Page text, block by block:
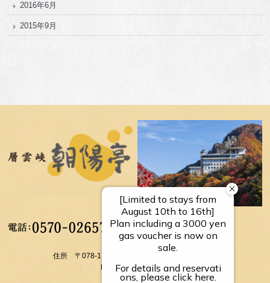
2016年6月
2015年9月
【受付時間】
10：00～17：00
住所 〒078-1795 北海道上川郡上川町層雲峡温泉
FAX： 01658-5-3054